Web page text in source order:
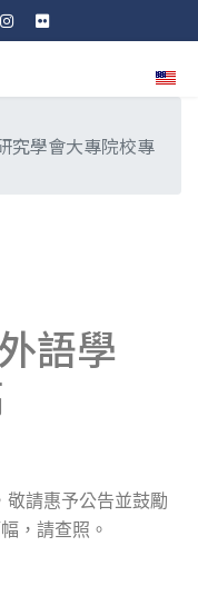
選擇
究學會大專院校專
語學
敬請惠予公告並鼓勵
，請查照。